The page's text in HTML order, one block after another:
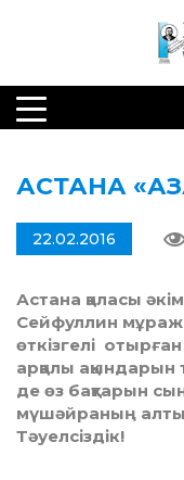
АСТАНА
22.02.2016
Астана қаласы
Сейфуллин
өткізгелі
арқалы
де өз бақтарын
мүшәйраның
Тәуелсіздік!